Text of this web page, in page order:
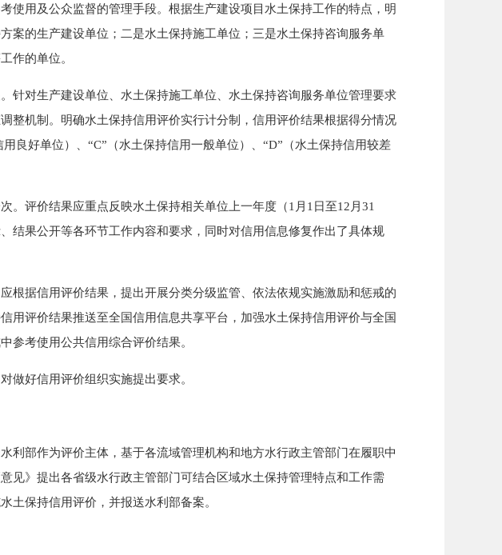
使用及公众监督的管理手段。根据生产建设项目水土保持工作的特点，明
案的生产建设单位；二是水土保持施工单位；三是水土保持咨询服务单
作的单位。
对生产建设单位、水土保持施工单位、水土保持咨询服务单位管理要求
整机制。明确水土保持信用评价实行计分制，信用评价结果根据得分情况
良好单位）、“C”（水土保持信用一般单位）、“D”（水土保持信用较差
评价结果应重点反映水土保持相关单位上一年度（1月1日至12月31
结果公开等各环节工作内容和要求，同时对信用信息修复作出了具体规
据信用评价结果，提出开展分类分级监管、依法依规实施激励和惩戒的
用评价结果推送至全国信用信息共享平台，加强水土保持信用评价与全国
参考使用公共信用综合评价结果。
好信用评价组织实施提出要求。
部作为评价主体，基于各流域管理机构和地方水行政主管部门在履职中
见》提出各省级水行政主管部门可结合区域水土保持管理特点和工作需
土保持信用评价，并报送水利部备案。